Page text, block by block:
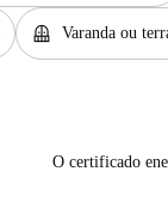
balcony Varanda ou
O certificado